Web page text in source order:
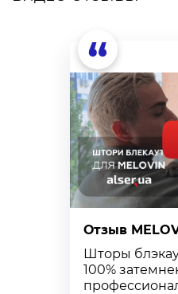
“
Отзыв
Шторы
100%